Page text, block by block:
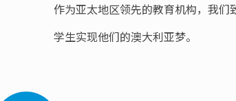
作为亚太地区领先的教育机构，我
学生实现他们的澳大利亚梦。